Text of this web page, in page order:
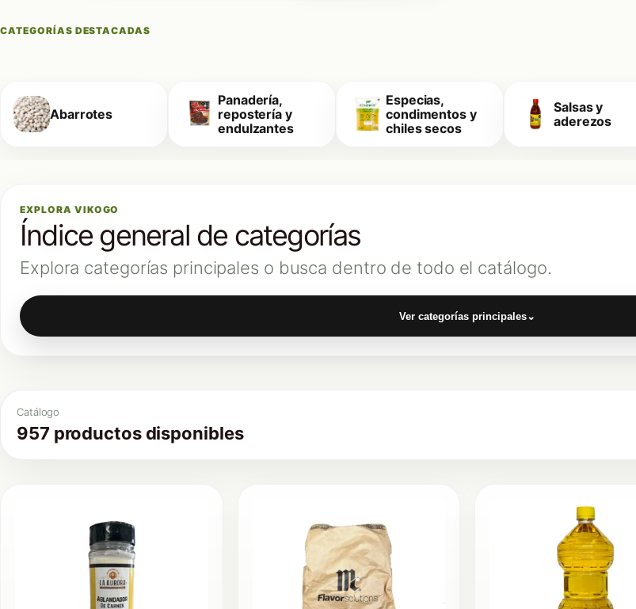
CATEGORÍAS DESTACADAS
Abarrotes
Panadería,
repostería y
endulzantes
Especias,
condimentos y
chiles secos
Salsas y
aderezos
EXPLORA VIKOGO
Índice general de categorías
Explora categorías principales o busca dentro de todo el catálogo.
Ver categorías principales⌄
Catálogo
957 productos disponibles